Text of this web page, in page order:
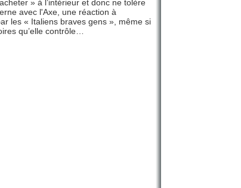
» à l’intérieur et donc ne tolère
avec l'Axe, une réaction à
les « Italiens braves gens », même si
qu’elle contrôle…